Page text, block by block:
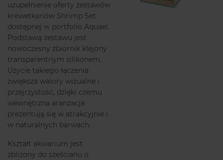
uzupełnienie oferty zestawów
krewetkariów Shrimp Set
dostępnej w portfolio Aquael.
Podstawą zestawu jest
nowoczesny zbiornik klejony
transparentnym silikonem.
Użycie takiego łączenia
zwiększa walory wizualne i
przejrzystość, dzięki czemu
wewnętrzna aranżacja
prezentują się w atrakcyjnie i
w naturalnych barwach.
Kształt akwarium jest
zbliżony do sześcianu o